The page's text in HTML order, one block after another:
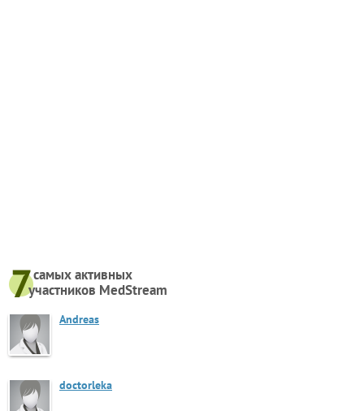
самых активныx
участников MedStream
Andreas
doctorleka